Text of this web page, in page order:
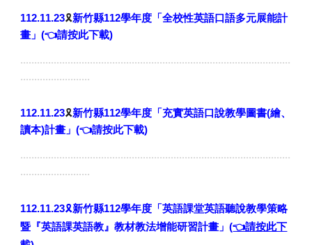
112.11.23🎗️新竹縣112學年度「全校性英語口語多元展能計
畫」(👈請按此下載)
.................................................................................................
.........................
112.11.23🎗️新竹縣112學年度「充實英語口說教學圖書(繪、
讀本)計畫」(👈請按此下載)
.................................................................................................
.........................
112.11.23🎗️新竹縣112學年度「英語課堂英語聽說教學策略
暨『英語課英語教』教材教法增能研習計畫」(👈請按此下